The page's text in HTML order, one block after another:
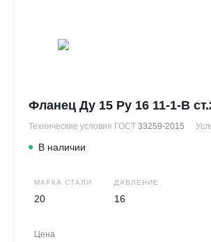
Фланец Ду 15 Ру 16 11-1-В
Технические условия ГОСТ 33259-2015
В наличии
МАРКА СТАЛИ
20
ДАВЛЕНИЕ
16
Цена